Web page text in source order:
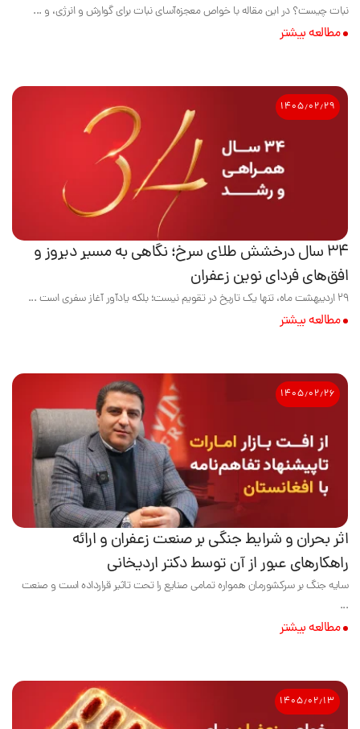
نبات چیست؟ در این مقاله با خواص معجزه‌آسای نبات برای گوارش و انرژی، و ...
مطالعه بیشتر
۱۴۰۵٫۰۲٫۲۹
۳۴ سال درخشش طلای سرخ؛ نگاهی به مسیر دیروز و
افق‌های فردای نوین زعفران
۲۹ اردیبهشت ماه، تنها یک تاریخ در تقویم نیست؛ بلکه یادآور آغاز سفری است ...
مطالعه بیشتر
۱۴۰۵٫۰۲٫۲۶
اثر بحران و شرایط جنگی بر صنعت زعفران و ارائه
راهکارهای عبور از آن توسط دکتر اردیخانی
سایه جنگ بر سرکشورمان همواره تمامی صنایع را تحت تاثیر قرارداده است و صنعت
...
مطالعه بیشتر
۱۴۰۵٫۰۲٫۱۳